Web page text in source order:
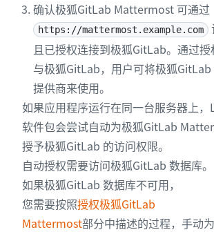
确认极狐GitLab Mattermost 可通过
https://mattermost.example.com
且已授权连接到极狐GitLab。通过
与极狐GitLab，用户可将极狐GitLab
提供商来使用。
如果应用程序运行在同一台服务器上
软件包会尝试自动为极狐GitLab
授予极狐GitLab 的访问权限。
自动授权需要访问极狐GitLab 数据库。
如果极狐GitLab 数据库不可用，
您需要按照授权极狐GitLab
Mattermost部分中描述的过程，手动